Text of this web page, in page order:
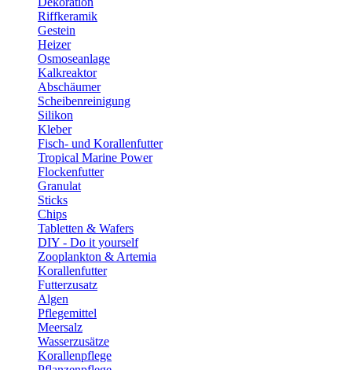
Riffkeramik
Gestein
Heizer
Osmoseanlage
Kalkreaktor
Abschäumer
Scheibenreinigung
Silikon
Kleber
Fisch- und Korallenfutter
Tropical Marine Power
Flockenfutter
Granulat
Sticks
Chips
Tabletten & Wafers
DIY - Do it yourself
Zooplankton & Artemia
Korallenfutter
Futterzusatz
Algen
Pflegemittel
Meersalz
Wasserzusätze
Korallenpflege